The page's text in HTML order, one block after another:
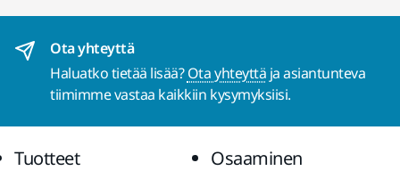
Ota yhteyttä
Haluatko tietää lisää?Ota yhteyttä ja asiantunteva
tiimimme vastaa kaikkiin kysymyksiisi.
Tuotteet Osaaminen